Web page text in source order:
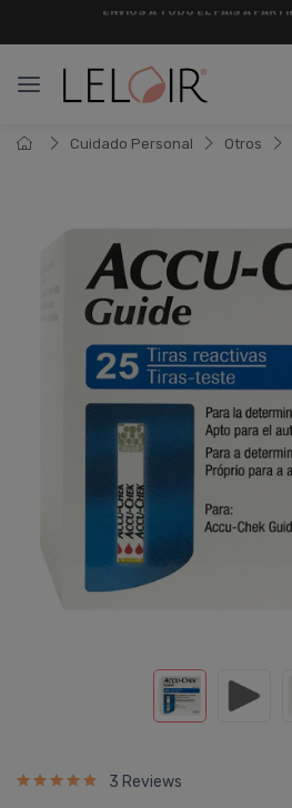
Cuidado Personal Otros
3 Reviews